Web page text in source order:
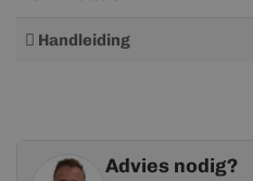
Meer
Handleiding
Advies nodig?